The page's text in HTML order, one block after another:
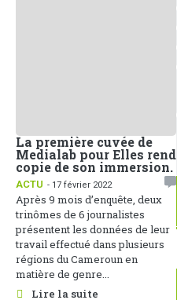
La première cuvée de
Medialab pour Elles rend
copie de son immersion.
ACTU - 17 février 2022
Après 9 mois d’enquête, deux
trinômes de 6 journalistes
présentent les données de leur
travail effectué dans plusieurs
régions du Cameroun en
matière de genre...
Lire la suite